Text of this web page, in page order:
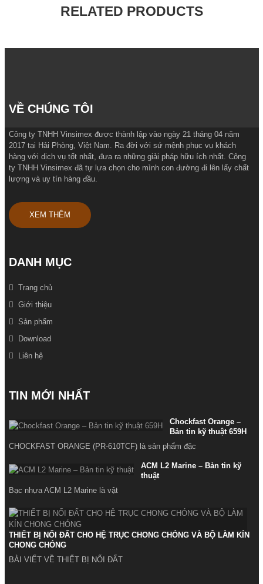
RELATED PRODUCTS
VỀ CHÚNG TÔI
Công ty TNHH Vinsimex được thành lập vào ngày 21 tháng 04 năm
2017 tại Hải Phòng, Việt Nam. Ra đời với sứ mệnh phục vụ khách
hàng với dịch vụ tốt nhất, đưa ra những giải pháp hữu ích nhất. Công
ty TNHH Vinsimex đã tự lựa chọn cho mình con đường đi lên lấy chất
lượng và uy tín hàng đầu.
XEM THÊM
DANH MỤC
Trang chủ
Giới thiệu
Sản phẩm
Download
Liên hệ
TIN MỚI NHẤT
Chockfast Orange –
Bản tin kỹ thuật 659H
CHOCKFAST ORANGE (PR-610TCF) là sản phẩm đặc
ACM L2 Marine – Bản tin kỹ
thuật
Bạc nhựa ACM L2 Marine là vật
THIẾT BỊ NỐI ĐẤT CHO HỆ TRỤC CHONG CHÓNG VÀ BỘ LÀM KÍN
CHONG CHÓNG
BÀI VIẾT VỀ THIẾT BỊ NỐI ĐẤT